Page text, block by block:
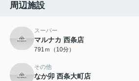
周辺施設
スーパー
マルナカ 西条店
791ｍ（10分）
その他
なか卯 西条大町店